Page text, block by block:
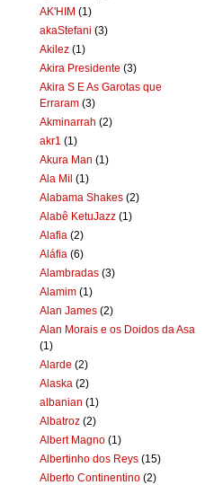
AK'HIM (1)
akaStefani (3)
Akilez (1)
Akira Presidente (3)
Akira S E As Garotas que
Erraram (3)
Akminarrah (2)
akr1 (1)
Akura Man (1)
Ala Mil (1)
Alabama Shakes (2)
Alabê KetuJazz (1)
Alafia (2)
Aláfia (6)
Alambradas (3)
Alamim (1)
Alan James (2)
Alan Morais e os Doidos da Asa
(1)
Alarde (2)
Alaska (2)
albanian (1)
Albatroz (2)
Albert Magno (1)
Albertinho dos Reys (15)
Alberto Continentino (2)